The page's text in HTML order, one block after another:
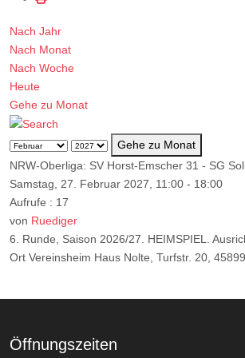
Nach Jahr
Nach Monat
Nach Woche
Heute
Gehe zu Monat
Gehe zu Monat
NRW-Oberliga: SV Horst-Emscher 31 - SG
Samstag, 27. Februar 2027, 11:00 - 18:00
Aufrufe : 17
von Ruediger
6. Runde, Saison 2026/27. HEIMSPIEL.
Ort Vereinsheim Haus Nolte, Turfstr. 20,
Öffnungszeiten